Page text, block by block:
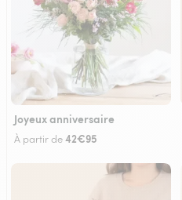
Joyeux anniversaire
À partir de42€95